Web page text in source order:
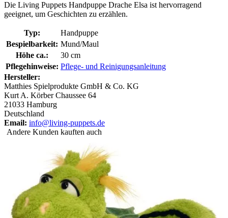
Die Living Puppets Handpuppe Drache Elsa ist hervorragend
geeignet, um Geschichten zu erzählen.
Typ:
Handpuppe
Bespielbarkeit: Mund/Maul
Höhe ca.:
30 cm
Pflegehinweise: Pflege- und Reinigungsanleitung
Hersteller:
Matthies Spielprodukte GmbH & Co. KG
Kurt A. Körber Chaussee 64
21033 Hamburg
Deutschland
Email: info@living-puppets.de
Andere Kunden kauften auch